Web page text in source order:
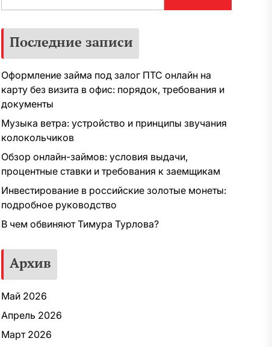
Последние записи
Оформление займа под залог ПТС онлайн на
карту без визита в офис: порядок, требования и
документы
Музыка ветра: устройство и принципы звучания
колокольчиков
Обзор онлайн-займов: условия выдачи,
процентные ставки и требования к заемщикам
Инвестирование в российские золотые монеты:
подробное руководство
В чем обвиняют Тимура Турлова?
Архив
Май 2026
Апрель 2026
Март 2026